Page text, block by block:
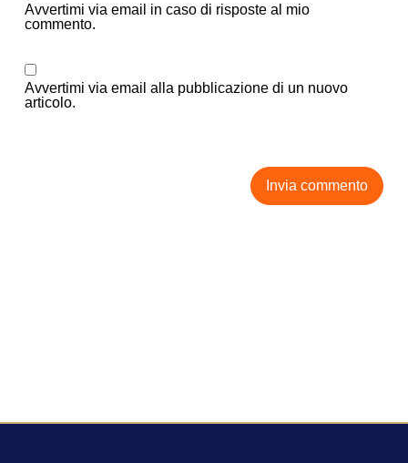
Avvertimi via email in caso di risposte al mio
commento.
Avvertimi via email alla pubblicazione di un nuovo
articolo.